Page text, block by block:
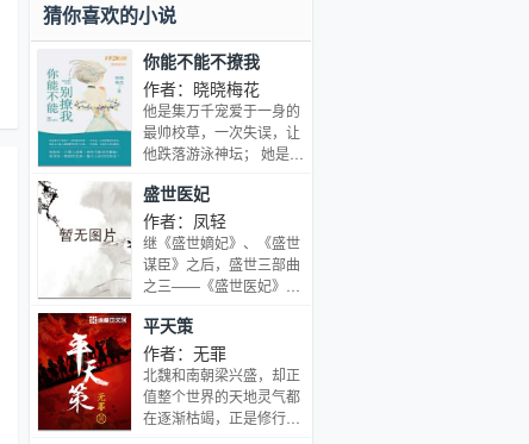
陆。在他勇闯天涯的团队中，有龙神帝
国美丽成双的紫嫣、紫雪姐妹，刁蛮的
魔族公主墨月，人见人怕、心地善良的
九头蛇和双头狼，还有一把与雷翔有心
灵感应的世间奇剑墨冥。 奇趣曼妙的爱
情绽放在异大陆的刀光火石间，热血少
年将伙伴们的灵魂融成一股绝世力量，
因为他们的心中只有一个简单而霸气十
足的信念：不论是在什么时候，都只有
战死的狂神，而没有认输的狂神！
猜你喜欢的小说
你能不能不撩我
作者：晓晓梅花
他是集万千宠爱于一身的
最帅校草，一次失误，让
他跌落游泳神坛； 她是从
孩，一次机缘，让她步入
拳击殿堂； 她相信，只要
人活着，就有可能逆风翻
盘! 他讶异，眼前的女
孩，整个人在闪闪发光！
盛世医妃
作者：凤轻
继《盛世嫡妃》、《盛世
谋臣》之后，盛世三部曲
之三——《盛世医妃》幸
霉的人却各有各的倒霉。
他是生父不详的鬼眼世
子，她是生而克母的国公
千金。他被全京城的人畏
惧嫌弃，她被父兄所弃隐
平天策
作者：无罪
北魏和南朝梁兴盛，却正
值整个世界的天地灵气都
在逐渐枯竭，正是修行者